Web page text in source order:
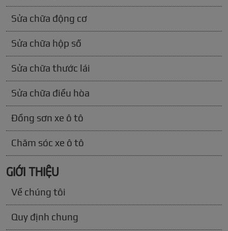
Sửa chữa động cơ
Sửa chữa hộp số
Sửa chữa thước lái
Sửa chữa điều hòa
Đồng sơn xe ô tô
Chăm sóc xe ô tô
GIỚI THIỆU
Về chúng tôi
Quy định chung